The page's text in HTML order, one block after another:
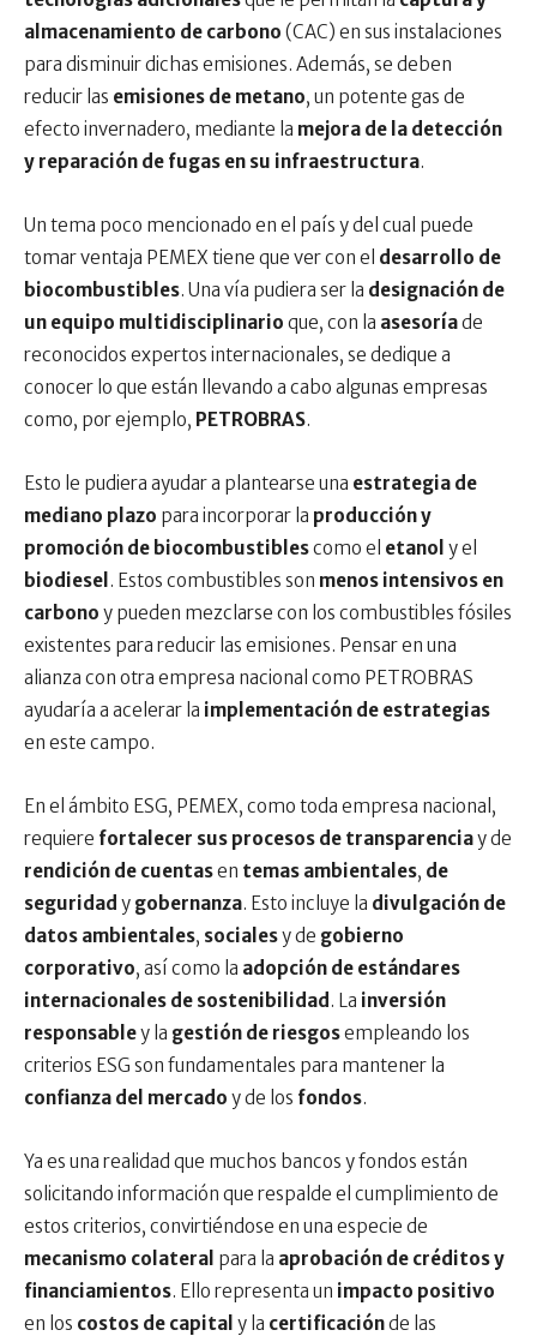
almacenamiento de carbono (CAC) en sus instalaciones
para disminuir dichas emisiones. Además, se deben
reducir las emisiones de metano, un potente gas de
efecto invernadero, mediante la mejora de la detección
y reparación de fugas en su infraestructura.
Un tema poco mencionado en el país y del cual puede
tomar ventaja PEMEX tiene que ver con el desarrollo de
biocombustibles. Una vía pudiera ser la designación de
un equipo multidisciplinario que, con la asesoríade
reconocidos expertos internacionales, se dedique a
conocer lo que están llevando a cabo algunas empresas
como, por ejemplo, PETROBRAS.
Esto le pudiera ayudar a plantearse una estrategia de
mediano plazo para incorporar la producción y
promoción de biocombustiblescomo el etanol y el
biodiesel . Estos combustibles son menos intensivos en
carbono y pueden mezclarse con los combustibles fósiles
existentes para reducir las emisiones. Pensar en una
alianza con otra empresa nacional como PETROBRAS
ayudaría a acelerar la implementación de estrategias
en este campo.
En el ámbito ESG, PEMEX, como toda empresa nacional,
requiere fortalecer sus procesos de transparenciay de
rendición de cuentasen temas ambientales, de
seguridad y gobernanza. Esto incluye la divulgación de
datos ambientales, socialesy de gobierno
corporativo, así como la adopción de estándares
internacionales de sostenibilidad . La inversión
responsabley la gestión de riesgosempleando los
criterios ESG son fundamentales para mantener la
confianza del mercado y de los fondos.
Ya es una realidad que muchos bancos y fondos están
solicitando información que respalde el cumplimiento de
estos criterios, convirtiéndose en una especie de
mecanismo colateral para la aprobación de créditos y
financiamientos. Ello representa un impacto positivo
en los costos de capital y la certificaciónde las